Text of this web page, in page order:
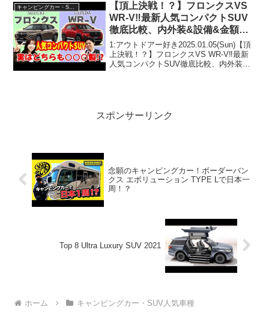
キャンピングカー・SUV人気車種
【頂上決戦！？】フロンクスVS
WR-V‼️最新人気コンパクトSUV
徹底比較、内外装&設備&金額面
まで詳しく解説！【SUZUKI・
HONDA】
1:アウトドアー好き2025.01.05(Sun)【頂
上決戦！？】フロンクスVS WR-V‼️最新
人気コンパクトSUV徹底比較、内外装&
スポンサーリンク
念願のキャンピングカー！ボーダーバン
クス エボリューション TYPE Lで日本一
周！？
Top 8 Ultra Luxury SUV 2021
ホーム キャンピングカー・SUV人気車種